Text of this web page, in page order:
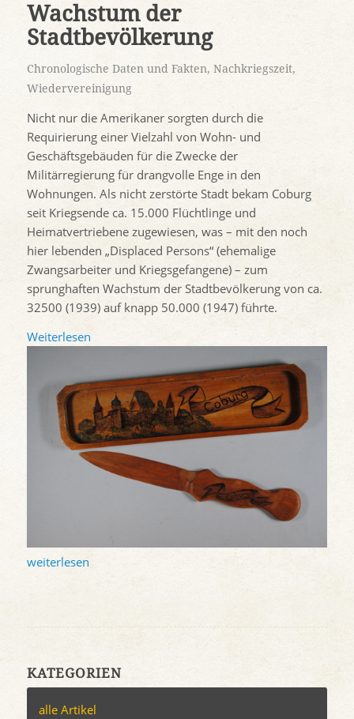
Wachstum der
Stadtbevölkerung
Chronologische Daten und Fakten, Nachkriegszeit,
Wiedervereinigung
Nicht nur die Amerikaner sorgten durch die
Requirierung einer Vielzahl von Wohn- und
Geschäftsgebäuden für die Zwecke der
Militärregierung für drangvolle Enge in den
Wohnungen. Als nicht zerstörte Stadt bekam Coburg
seit Kriegsende ca. 15.000 Flüchtlinge und
Heimatvertriebene zugewiesen, was – mit den noch
hier lebenden „Displaced Persons“ (ehemalige
Zwangsarbeiter und Kriegsgefangene) – zum
sprunghaften Wachstum der Stadtbevölkerung von ca.
32500 (1939) auf knapp 50.000 (1947) führte.
Weiterlesen
weiterlesen
KATEGORIEN
alle Artikel